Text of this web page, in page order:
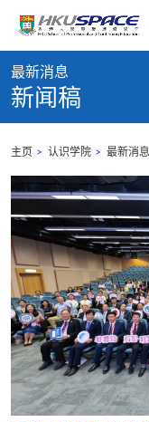
content
content
start
最新消息
新闻稿
主页 认识学院 最新消息